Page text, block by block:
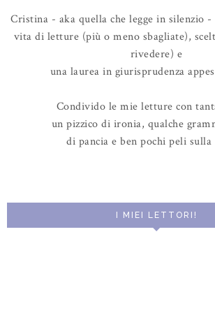
Cristina - aka quella che legge in silenzio -
vita di letture (più o meno sbagliate),
rivedere) e
una laurea in giurisprudenza
Condivido le mie letture con
un pizzico di ironia, qualche
di pancia e ben pochi peli sulla
I MIEI LETTORI!